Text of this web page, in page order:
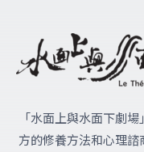
「水面上與水面下劇場」
方的修養方法和心理